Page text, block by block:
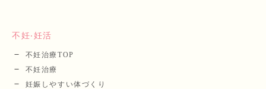
不妊‧妊活
不妊治療TOP
不妊治療
妊娠しやすい体づくり